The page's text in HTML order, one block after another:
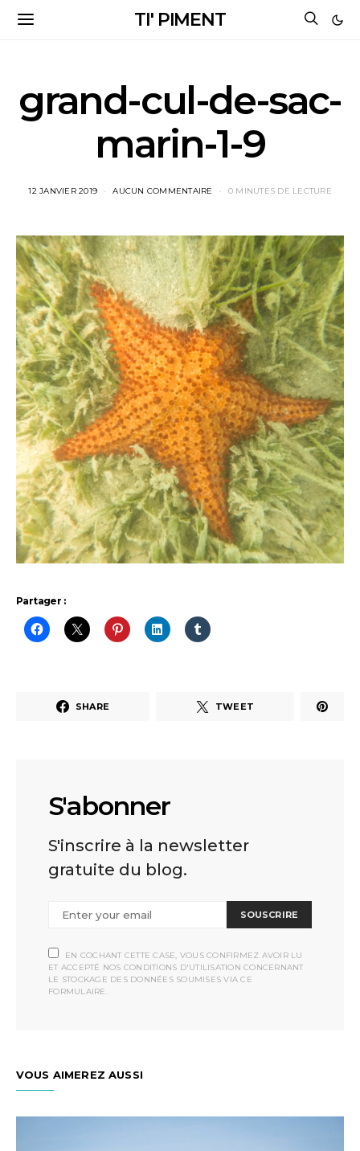
TI' PIMENT
grand-cul-de-sac-
marin-1-9
12 JANVIER 2019 AUCUN COMMENTAIRE 0 MINUTES DE LECTURE
Partager :
SHARE TWEET
S'abonner
S'inscrire à la newsletter
gratuite du blog.
SOUSCRIRE
EN COCHANT CETTE CASE, VOUS CONFIRMEZ AVOIR LU
ET ACCEPTÉ NOS CONDITIONS D'UTILISATION CONCERNANT
LE STOCKAGE DES DONNÉES SOUMISES VIA CE
FORMULAIRE.
VOUS AIMEREZ AUSSI